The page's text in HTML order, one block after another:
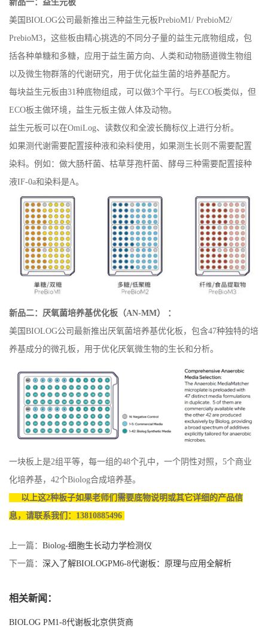
新品一：益生元板
美国 BIOLOG公司最新推出三种益生元板PrebioM1/ PrebioM2/
PrebioM3，这些板由精心挑选的不同分子量的益生元底物组成，包
括各种单糖和多糖，应用于益生菌方向、人类和动物肠道微生物组
以及微生物群落的代谢研究，用于优化益生菌的培养基配方。
每块益生元板由31种底物组成，可以做3个平行。与ECO板类似，但
ECO板主做环境，益生元板主做人体及动物。
益生元板可以在OmiLog、读数仪和全波长酶标仪上进行分析。
如果测代谢需要配置接种液和染料使用，如果测生长则不需要配置
染料。 例如：做大肠杆菌、枯草芽孢杆菌、酵母三种需要配置接种
液IF-0a和染料是A。
新品二：厌氧菌培养基优化板（AN-MM） ：
美国 BIOLOG公司最新推出厌氧菌培养基优化板，包含47种独特的培
养基成分的微孔板，用于优化厌氧微生物的生长和分析。
一块板上是2组平等，每一组的48个孔中，一个阴性对照，5个商业
化培养基，42个Biolog合成培养基。
以上这2种板子如果老师们需要底物说明或其它详细的产品信
息，请联系我们： 13810885496
上一篇： Biolog-细胞生长动力学检测仪
下一篇： 深入了解BIOLOGPM6-8代谢板：原理与应用全解析
相关新闻：
BIOLOG PM1-8代谢板北京供货商